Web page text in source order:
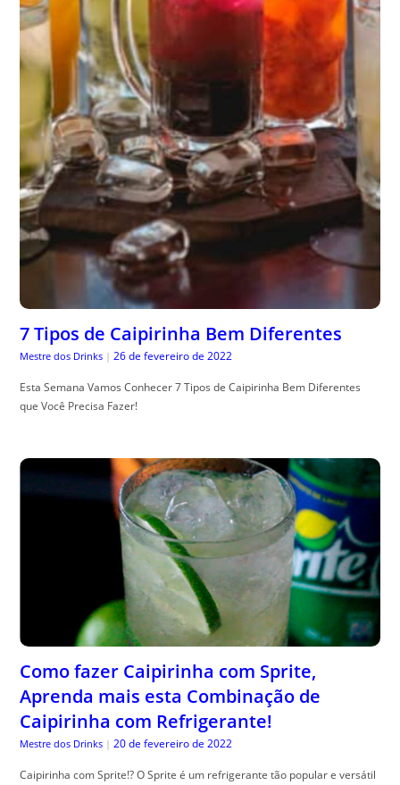
7 Tipos de Caipirinha Bem Diferentes
Mestre dos Drinks | 26 de fevereiro de 2022
Esta Semana Vamos Conhecer 7 Tipos de Caipirinha Bem Diferentes
que Você Precisa Fazer!
Como fazer Caipirinha com Sprite,
Aprenda mais esta Combinação de
Caipirinha com Refrigerante!
Mestre dos Drinks | 20 de fevereiro de 2022
Caipirinha com Sprite!? O Sprite é um refrigerante tão popular e versátil